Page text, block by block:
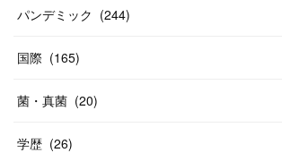
パンデミック (244)
国際 (165)
菌・真菌 (20)
学歴 (26)